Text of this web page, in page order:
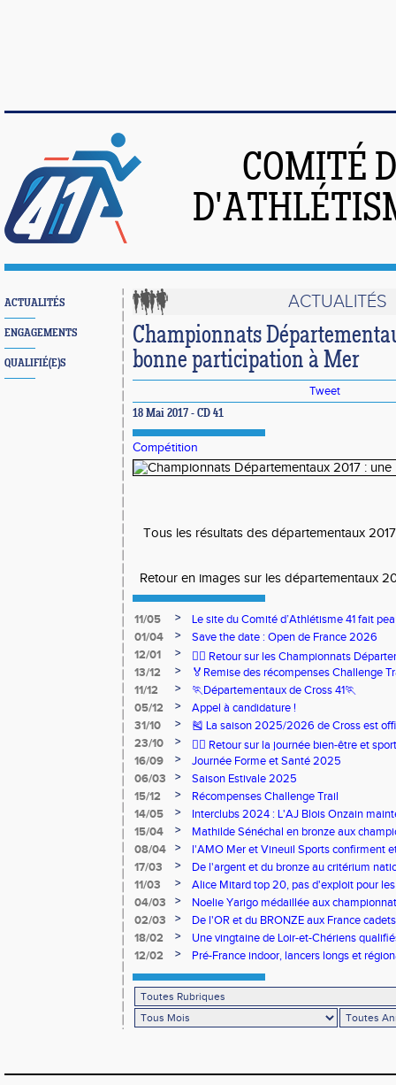
COMITÉ
ACTUALITÉS
ENGAGEMENTS
QUALIFIÉ(E)S
ACTUALITÉS
Championnats
bonne participation à Mer
Tweet
18 Mai 2017 - CD 41
Compétition
Tous les résultats des départementaux
Retour en images sur les départementaux
11/05 >
Le site du Comité d’Athlétisme 41 fait
01/04
>
Save the date : Open de France 2026
12/01
>
🏃‍♂️ Retour sur les Championnats
13/12
>
🏅Remise des récompenses Challenge
11/12
>
🏃Départementaux de Cross 41🏃
05/12
>
Appel à candidature !
31/10
>
🎽 La saison 2025/2026 de Cross est
23/10
>
🧘‍♀️ Retour sur la journée bien-être et
16/09
>
Journée Forme et Santé 2025
06/03
>
Saison Estivale 2025
15/12
>
Récompenses Challenge Trail
14/05
>
Interclubs 2024 : L'AJ Blois Onzain
Romorantin en N2B
15/04 >
Mathilde Sénéchal en bronze aux
08/04
>
l'AMO Mer et Vineuil Sports confirment
benjamins
17/03 >
De l'argent et du bronze au critérium
11/03
>
Alice Mitard top 20, pas d'exploit pour
04/03
>
Noelie Yarigo médaillée aux
02/03
>
De l'OR et du BRONZE aux France
18/02
>
Une vingtaine de Loir-et-Chériens
12/02
> Pré-France indoor, lancers longs et